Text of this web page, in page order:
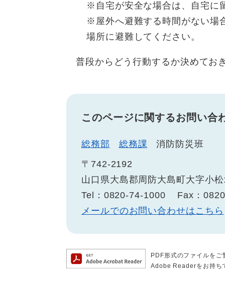
※自宅が安全な場合は、自宅に
※屋外へ避難する時間がない場
場所に避難してください。
普段からどう行動するか決めてお
このページに関するお問い合
総務部 総務課
消防防災班
〒742-2192
山口県大島郡周防大島町大字小
Tel：0820-74-1000
Fax：
メールでのお問い合わせはこちら
PDF形式のファイルを
Adobe Readerをお持ち